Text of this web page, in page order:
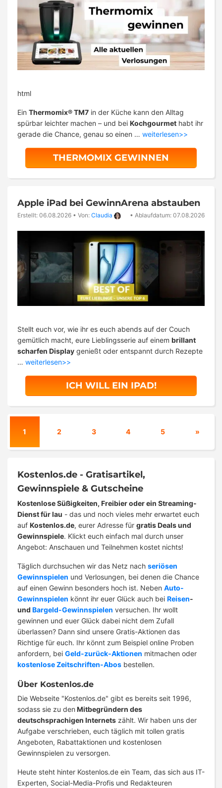
html
Ein Thermomix® TM7 in der Küche kann den Alltag
spürbar leichter machen – und bei Kochgourmet habt ihr
gerade die Chance, genau so einen … weiterlesen>>
THERMOMIX GEWINNEN
Apple iPad bei GewinnArena abstauben
Erstellt: 06.08.2026 • Von: Claudia • Ablaufdatum: 07.08.2026
Stellt euch vor, wie ihr es euch abends auf der Couch
gemütlich macht, eure Lieblingsserie auf einem brillant
scharfen Display genießt oder entspannt durch Rezepte
… weiterlesen>>
ICH WILL EIN IPAD!
1 2 3 4 5 »
Kostenlos.de - Gratisartikel,
Gewinnspiele & Gutscheine
Kostenlose Süßigkeiten, Freibier oder ein Streaming-
Dienst für lau - das und noch vieles mehr erwartet euch
auf Kostenlos.de, eurer Adresse für gratis Deals und
Gewinnspiele. Klickt euch einfach mal durch unser
Angebot: Anschauen und Teilnehmen kostet nichts!
Täglich durchsuchen wir das Netz nach seriösen
Gewinnspielen und Verlosungen, bei denen die Chance
auf einen Gewinn besonders hoch ist. Neben Auto-
Gewinnspielen könnt ihr euer Glück auch bei Reisen-
und Bargeld-Gewinnspielen versuchen. Ihr wollt
gewinnen und euer Glück dabei nicht dem Zufall
überlassen? Dann sind unsere Gratis-Aktionen das
Richtige für euch. Ihr könnt zum Beispiel online Proben
anfordern, bei Geld-zurück-Aktionen mitmachen oder
kostenlose Zeitschriften-Abos bestellen.
Über Kostenlos.de
Die Webseite "Kostenlos.de" gibt es bereits seit 1996,
sodass sie zu den Mitbegründern des
deutschsprachigen Internets zählt. Wir haben uns der
Aufgabe verschrieben, euch täglich mit tollen gratis
Angeboten, Rabattaktionen und kostenlosen
Gewinnspielen zu versorgen.
Heute steht hinter Kostenlos.de ein Team, das sich aus IT-
Experten, Social-Media-Profis und Redakteuren